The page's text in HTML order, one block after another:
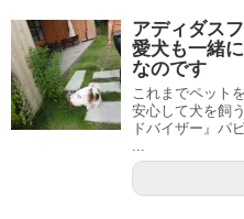
アディダス
愛犬も一緒
なのです
これまでペット
安心して犬を飼
ドバイザー』パ
...